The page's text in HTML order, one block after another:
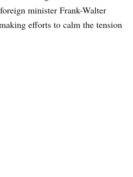
minister Frank-Walter
efforts to calm the tension